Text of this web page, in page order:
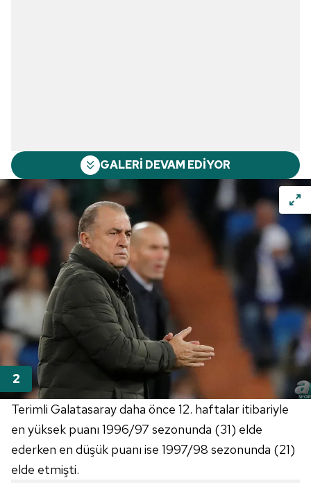
GALERİ DEVAM EDİYOR
Terimli Galatasaray daha önce 12. haftalar itibariyle
en yüksek puanı 1996/97 sezonunda (31) elde
ederken en düşük puanı ise 1997/98 sezonunda (21)
elde etmişti.